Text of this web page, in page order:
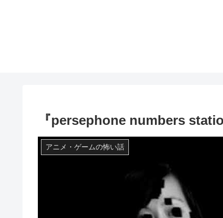
『persephone numbers
アニメ・ゲームの怖い話